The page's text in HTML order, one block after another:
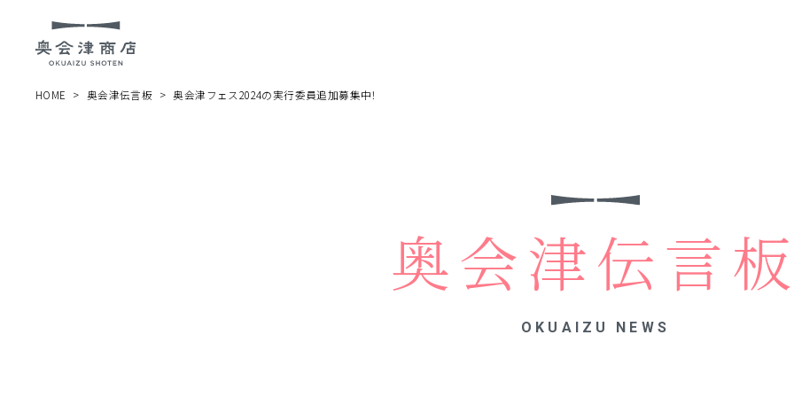
HOME 奥会津伝言板 奥会津フェス2024の実行委員追加募集中！
奥会津伝言
OKUAIZU NEWS